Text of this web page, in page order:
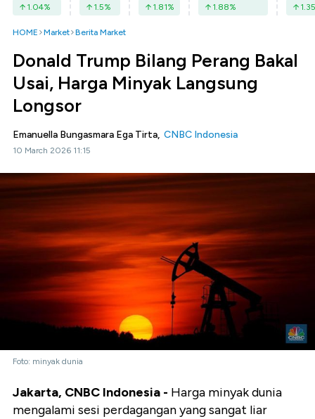
1.04% 1.5% 1.81% 1.88% 1.35
HOME Market Berita Market
Donald Trump Bilang Perang Bakal
Usai, Harga Minyak Langsung
Longsor
Emanuella Bungasmara Ega Tirta, CNBC Indonesia
10 March 2026 11:15
Foto: minyak dunia
Jakarta, CNBC Indonesia - Harga minyak dunia
mengalami sesi perdagangan yang sangat liar